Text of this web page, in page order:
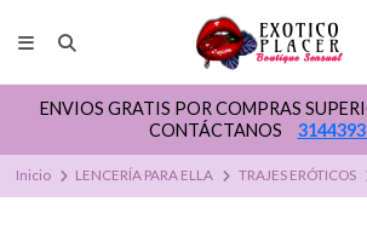
ENVIOS GRATIS POR COMPRAS
CONTÁCTANOS
Inicio LENCERÍA PARA ELLA TRAJES ERÓTICOS